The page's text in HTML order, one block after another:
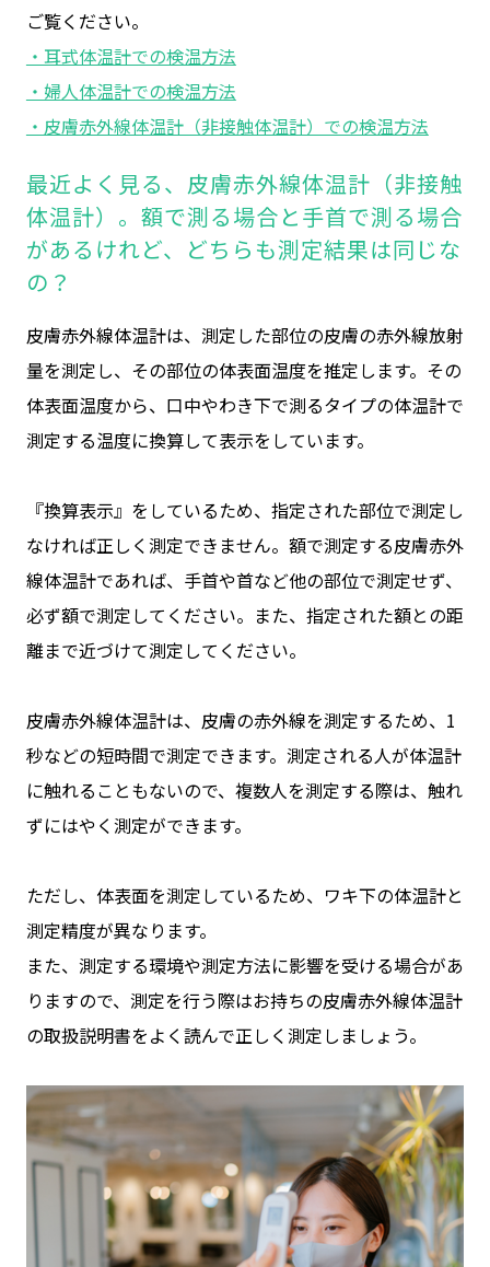
ご覧ください。
・耳式体温計での検温方法
・婦人体温計での検温方法
・皮膚赤外線体温計（非接触体温計）での検温方法
最近よく見る、皮膚赤外線体温計（非接触
体温計）。額で測る場合と手首で測る場合
があるけれど、どちらも測定結果は同じな
の？
皮膚赤外線体温計は、測定した部位の皮膚の赤外線放射
量を測定し、その部位の体表面温度を推定します。その
体表面温度から、口中やわき下で測るタイプの体温計で
測定する温度に換算して表示をしています。
『換算表示』をしているため、指定された部位で測定し
なければ正しく測定できません。額で測定する皮膚赤外
線体温計であれば、手首や首など他の部位で測定せず、
必ず額で測定してください。また、指定された額との距
離まで近づけて測定してください。
皮膚赤外線体温計は、皮膚の赤外線を測定するため、1
秒などの短時間で測定できます。測定される人が体温計
に触れることもないので、複数人を測定する際は、触れ
ずにはやく測定ができます。
ただし、体表面を測定しているため、ワキ下の体温計と
測定精度が異なります。
また、測定する環境や測定方法に影響を受ける場合があ
りますので、測定を行う際はお持ちの皮膚赤外線体温計
の取扱説明書をよく読んで正しく測定しましょう。